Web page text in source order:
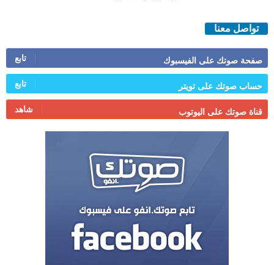
تواصل معنا
صفحة صوتك على الفيسبوك تابع
حساب صوتك على تويتر تابع
قناة صوتك على اليوتوب شاهد